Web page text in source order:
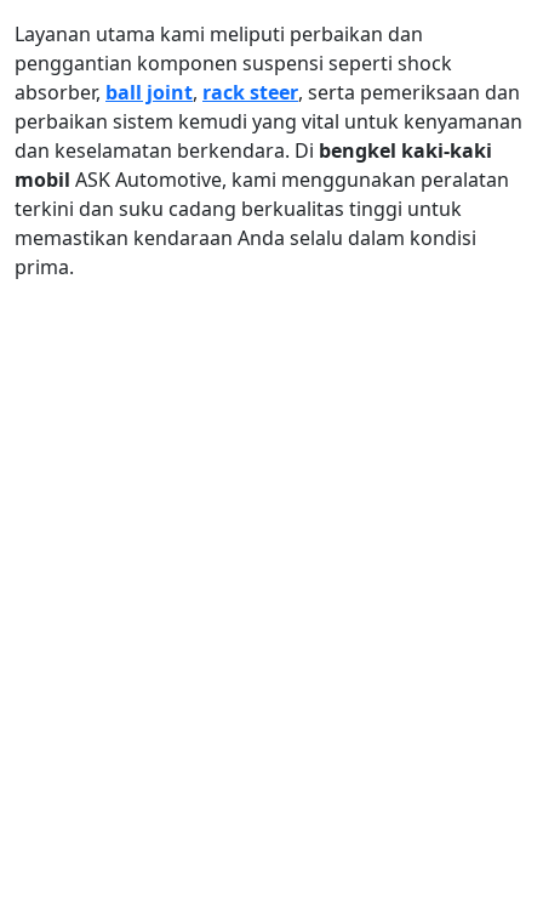
Layanan utama kami meliputi perbaikan dan
penggantian komponen suspensi seperti shock
absorber, ball joint, rack steer, serta pemeriksaan dan
perbaikan sistem kemudi yang vital untuk kenyamanan
dan keselamatan berkendara. Di bengkel kaki-kaki
mobil ASK Automotive, kami menggunakan peralatan
terkini dan suku cadang berkualitas tinggi untuk
memastikan kendaraan Anda selalu dalam kondisi
prima.